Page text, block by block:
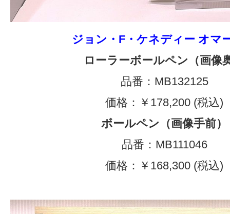
ジョン・F・ケネディー オマ
ローラーボールペン（画像
品番：MB132125
価格：￥178,200 (税込)
ボールペン（画像手前）
品番：MB111046
価格：￥168,300 (税込)